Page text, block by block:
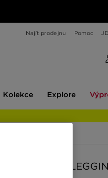
Najít prodejnu Pomoc
Kolekce Explore
SNAKE